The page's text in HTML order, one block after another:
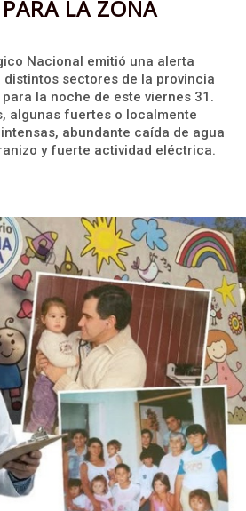
LA ZONA
Nacional emitió una alerta
sectores de la provincia
la noche de este viernes 31.
algunas fuertes o localmente
abundante caída de agua
y fuerte actividad eléctrica.